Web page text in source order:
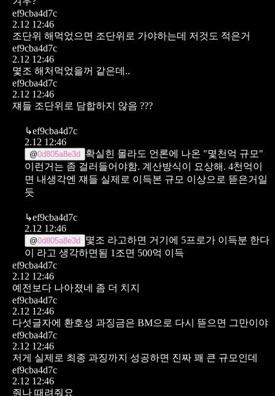
ef9cba4d7c
2.12 12:46
조단위 해먹었으면 조단위로 가야하는데 저것도 적은거
ef9cba4d7c
2.12 12:46
몇조 해처먹었을꺼 같은데..
ef9cba4d7c
2.12 12:46
쟤들 조단위로 담합하지 않음 ???
↳ef9cba4d7c
2.12 12:46
@0d805a8e3d
확실힌 몰라도 언론에 나온 "몇천억 규모"
이런거는 좀 걸러들어야함. 계산방식이 요상해. 4천억이
면 내생각엔 쟤들 실제로 이득본 규모 이상으로 뜯은거일
듯
↳ef9cba4d7c
2.12 12:46
@0d805a8e3d
몇조 라고하면 거기에 5프로가 이득분 한다
이 라고 생각하면됨 1조면 500억 이득
ef9cba4d7c
2.12 12:46
예전보다 나아졌네 좀 더 치지
ef9cba4d7c
2.12 12:46
다섯글자에 환호성 과징금은 BM으로 다시 뜯으면 그만이야
ef9cba4d7c
2.12 12:46
저게 실제로 최종 과징까지 성공하면 진짜 꽤 큰 규모인데
ef9cba4d7c
2.12 12:46
줜나 때려줘요